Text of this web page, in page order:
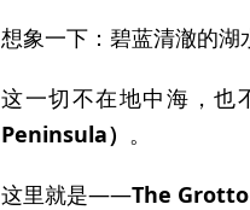
想象一下：碧蓝清澈的湖
这一切不在地中海，也
Peninsula） 。
这里就是——The Grotto